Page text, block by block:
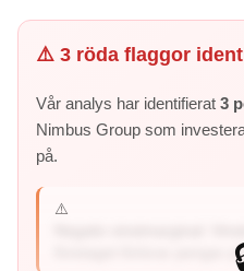
⚠️ 3 röda flaggor
Vår analys har identifierat 3
Nimbus Group som
på.
⚠️
företaget förlorar pengar på